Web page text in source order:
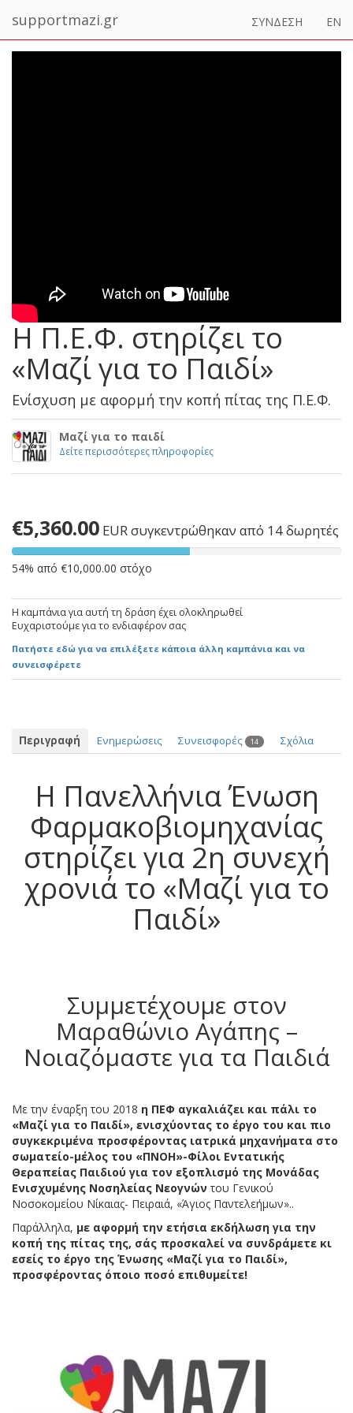
supportmazi.gr ΣΥΝΔΕΣΗ EN
Η Π.Ε.Φ. στηρίζει το
«Μαζί για το Παιδί»
Ενίσχυση με αφορμή την κοπή πίτας της Π.Ε.Φ.
Μαζί για το παιδί
Δείτε περισσότερες πληροφορίες
€5,360.00 EURσυγκεντρώθηκαν από 14 δωρητές
54% από €10,000.00 στόχο
Η καμπάνια για αυτή τη δράση έχει ολοκληρωθεί
Ευχαριστούμε για το ενδιαφέρον σας
Πατήστε εδώ για να επιλέξετε κάποια άλλη καμπάνια και να
συνεισφέρετε
Περιγραφή Ενημερώσεις Συνεισφορές 14 Σχόλια
Η Πανελλήνια Ένωση
Φαρμακοβιομηχανίας
στηρίζει για 2η συνεχή
χρονιά το «Μαζί για το
Παιδί»
Συμμετέχουμε στον
Μαραθώνιο Αγάπης –
Νοιαζόμαστε για τα Παιδιά
Με την έναρξη του 2018 η ΠΕΦ αγκαλιάζει και πάλι το
«Μαζί για το Παιδί», ενισχύοντας το έργο του και πιο
συγκεκριμένα προσφέροντας ιατρικά μηχανήματα στο
σωματείο-μέλος του «ΠΝΟΗ»-Φίλοι Εντατικής
Θεραπείας Παιδιού για τον εξοπλισμό της Μονάδας
Ενισχυμένης Νοσηλείας Νεογνών του Γενικού
Νοσοκομείου Νίκαιας- Πειραιά, «Άγιος Παντελεήμων»..
Παράλληλα, με αφορμή την ετήσια εκδήλωση για την
κοπή της πίτας της, σάς προσκαλεί να συνδράμετε κι
εσείς το έργο της Ένωσης «Μαζί για το Παιδί»,
προσφέροντας όποιο ποσό επιθυμείτε!